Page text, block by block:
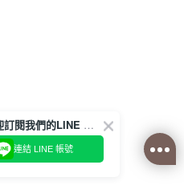
歡迎訂閱我們的LINE 官方帳號
連結 LINE 帳號